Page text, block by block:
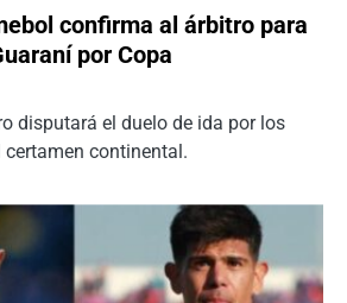
confirma al árbitro para
por Copa
disputará el duelo de ida por los
continental.